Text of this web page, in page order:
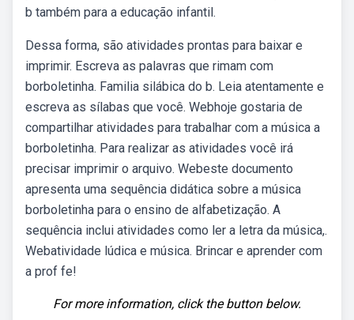
b também para a educação infantil.
Dessa forma, são atividades prontas para baixar e
imprimir. Escreva as palavras que rimam com
borboletinha. Familia silábica do b. Leia atentamente e
escreva as sílabas que você. Webhoje gostaria de
compartilhar atividades para trabalhar com a música a
borboletinha. Para realizar as atividades você irá
precisar imprimir o arquivo. Webeste documento
apresenta uma sequência didática sobre a música
borboletinha para o ensino de alfabetização. A
sequência inclui atividades como ler a letra da música,.
Webatividade lúdica e música. Brincar e aprender com
a prof fe!
For more information, click the button below.